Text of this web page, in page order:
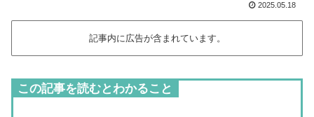
2025.05.18
記事内に広告が含まれています。
この記事を読むとわかること